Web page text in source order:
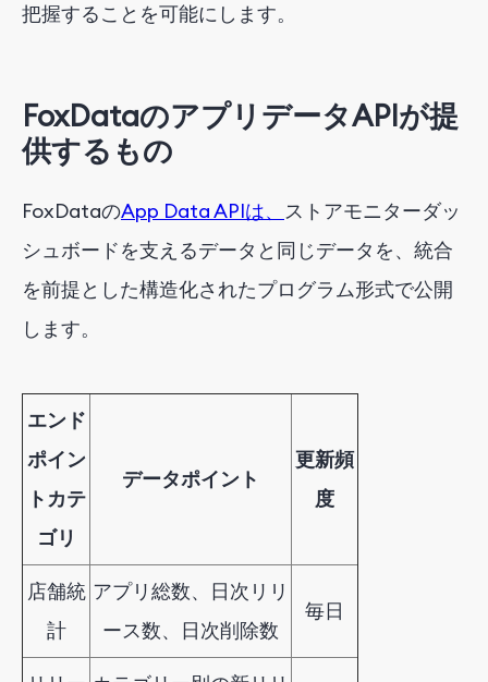
把握することを可能にします。
FoxDataのアプリデータAPIが提
供するもの
FoxDataのApp Data APIは、 ストアモニターダッ
シュボードを支えるデータと同じデータを、統合
を前提とした構造化されたプログラム形式で公開
します。
エンド
ポイン
トカテ
ゴリ
データポイント
更新頻
度
店舗統
計
アプリ総数、日次リリ
ース数、日次削除数
毎日